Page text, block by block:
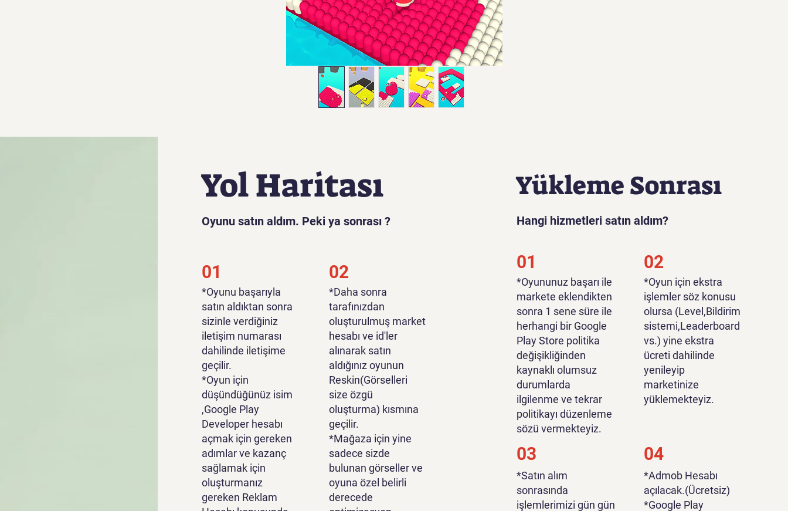
Yol Haritası
Oyunu satın aldım. Peki ya sonrası ?
01
*Oyunu başarıyla
satın aldıktan sonra
sizinle verdiğiniz
iletişim numarası
dahilinde iletişime
geçilir.
*Oyun için
düşündüğünüz isim
,Google Play
Developer hesabı
açmak için gereken
adımlar ve kazanç
sağlamak için
oluşturmanız
gereken Reklam
02
*Daha sonra
tarafınızdan
oluşturulmuş market
hesabı ve id'ler
alınarak satın
aldığınız oyunun
Reskin(Görselleri
size özgü
oluşturma) kısmına
geçilir.
*Mağaza için yine
sadece sizde
bulunan görseller ve
oyuna özel belirli
derecede
Yükleme Sonrası
Hangi hizmetleri satın aldım?
01
​*Oyununuz başarı ile
markete eklendikten
sonra 1 sene süre ile
herhangi bir Google
Play Store politika
değişikliğinden
kaynaklı olumsuz
durumlarda
ilgilenme ve tekrar
politikayı düzenleme
sözü vermekteyiz.
03
*Satın alım
sonrasında
işlemlerimizi gün gün
02
*Oyun için ekstra
işlemler söz konusu
olursa (Level,Bildirim
sistemi,Leaderboard
vs.) yine ekstra
ücreti dahilinde
yenileyip
marketinize
yüklemekteyiz.
04
*Admob Hesabı
açılacak.(Ücretsiz)
*Google Play